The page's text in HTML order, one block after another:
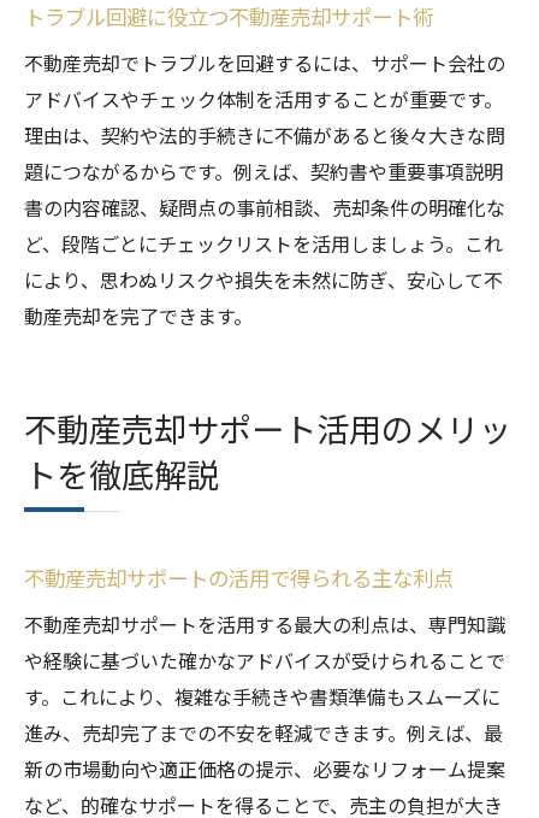
不動産売却サポート利用時に知るべき用語
集
初心者でも安心の不動産売却用語のポイン
ト
不動産売却サポート選びに役立つ用語知識
専門用語の理解が不動産売却成功の鍵
信頼できる不動産売却サポートの見極め方
信頼できる不動産売却サポートの特徴を解
評判から見る不動産売却サポートの選定法
不動産売却サポートで失敗しないチェック
項目
極め
安心できる不動産売却サポートの選び方
不動産売却の成功へ導く実践的サポート活用法
不動産売却サポート活用で得られる成功体
験
不動産売却を有利に進めるサポート手法
トラブル回避に役立つ不動産売却サポート術
不動産売却でトラブルを回避するには、サポート会社の
アドバイスやチェック体制を活用することが重要です。
理由は、契約や法的手続きに不備があると後々大きな問
題につながるからです。例えば、契約書や重要事項説明
書の内容確認、疑問点の事前相談、売却条件の明確化な
ど、段階ごとにチェックリストを活用しましょう。これ
により、思わぬリスクや損失を未然に防ぎ、安心して不
動産売却を完了できます。
不動産売却サポート活用のメリッ
トを徹底解説
不動産売却サポートの活用で得られる主な利点
不動産売却サポートを活用する最大の利点は、専門知識
や経験に基づいた確かなアドバイスが受けられることで
す。これにより、複雑な手続きや書類準備もスムーズに
進み、売却完了までの不安を軽減できます。例えば、最
新の市場動向や適正価格の提示、必要なリフォーム提案
など、的確なサポートを得ることで、売主の負担が大き